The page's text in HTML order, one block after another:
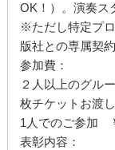
OK！）。演奏ス
※ただし特定プ
版社との専属契
参加費：
２人以上のグル
枚チケットお渡し
1人でのご参加
表彰内容：